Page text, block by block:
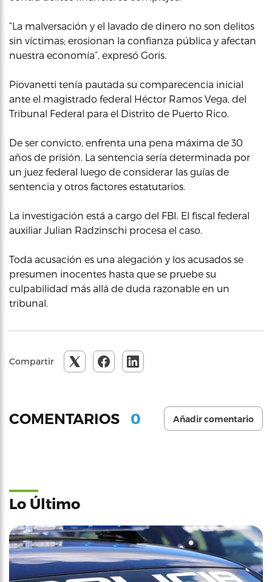
“La malversación y el lavado de dinero no son delitos
sin víctimas; erosionan la confianza pública y afectan
nuestra economía”, expresó Goris.
Piovanetti tenía pautada su comparecencia inicial
ante el magistrado federal Héctor Ramos Vega, del
Tribunal Federal para el Distrito de Puerto Rico.
De ser convicto, enfrenta una pena máxima de 30
años de prisión. La sentencia sería determinada por
un juez federal luego de considerar las guías de
sentencia y otros factores estatutarios.
La investigación está a cargo del FBI. El fiscal federal
auxiliar Julian Radzinschi procesa el caso.
Toda acusación es una alegación y los acusados se
presumen inocentes hasta que se pruebe su
culpabilidad más allá de duda razonable en un
tribunal.
Compartir
COMENTARIOS 0 Añadir comentario
Lo Último